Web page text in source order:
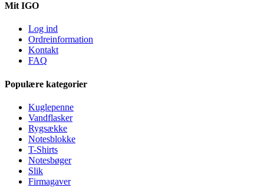
Mit IGO
Log ind
Ordreinformation
Kontakt
FAQ
Populære kategorier
Kuglepenne
Vandflasker
Rygsække
Notesblokke
T-Shirts
Notesbøger
Slik
Firmagaver